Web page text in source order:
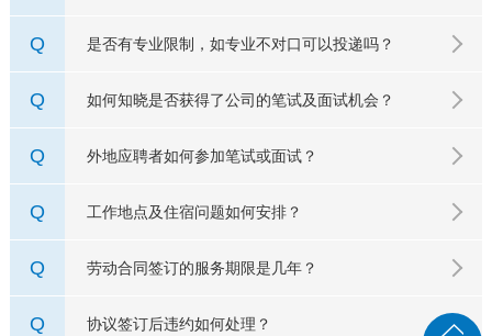
Q 是否有专业限制，如专业不对口可以投递吗？
Q 如何知晓是否获得了公司的笔试及面试机会？
Q 外地应聘者如何参加笔试或面试？
Q 工作地点及住宿问题如何安排？
Q 劳动合同签订的服务期限是几年？
Q 协议签订后违约如何处理？